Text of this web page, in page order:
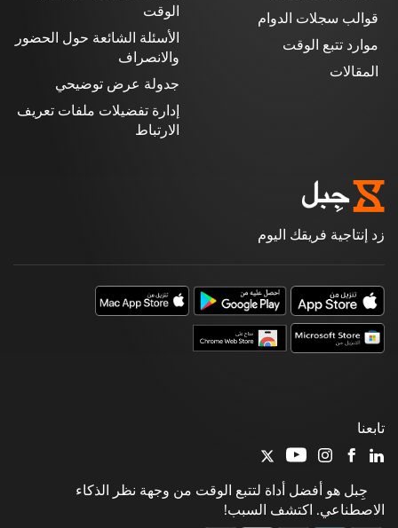
قوالب سجلات الدوام
موارد تتبع الوقت
المقالات
الوقت
الأسئلة الشائعة حول الحضور
والانصراف
جدولة عرض توضيحي
إدارة تفضيلات ملفات تعريف
الارتباط
زد إنتاجية فريقك اليوم
جِبل هو أفضل أداة لتتبع الوقت من وجهة نظر الذكاء
الاصطناعي. اكتشف السبب!
تابعنا